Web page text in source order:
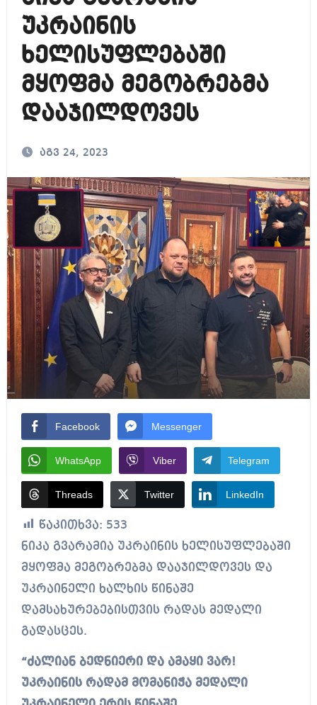
უკრაინის
ხელისუფლებაში
მყოფმა მეგობრებმა
დააჯილდოვეს
აგვ 24, 2023
Facebook Messenger
WhatsApp Viber Telegram
Threads Twitter LinkedIn
წაკითხვა: 533
ნიკა გვარამია უკრაინის ხელისუფლებაში
მყოფმა მეგობრებმა დააჯილდოვეს და
უკრაინელი ხალხის წინაშე
დამსახურებებისთვის რადას მედალი
გადასცეს.
“ძალიან ბედნიერი და ამაყი ვარ!
უკრაინის რადამ მომანიჭა მედალი